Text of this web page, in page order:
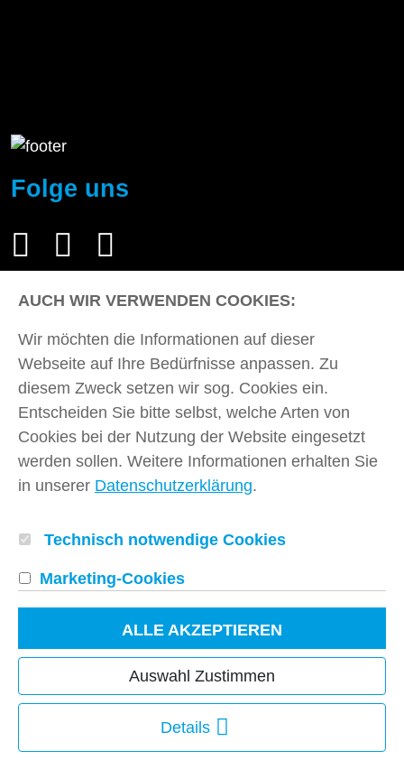
Folge uns
Partner
Kontakt
Impressum und AGB
Datenschutz
News
AUCH WIR VERWENDEN COOKIES:
Wir möchten die Informationen auf dieser
Webseite auf Ihre Bedürfnisse anpassen. Zu
diesem Zweck setzen wir sog. Cookies ein.
Entscheiden Sie bitte selbst, welche Arten von
Cookies bei der Nutzung der Website eingesetzt
werden sollen. Weitere Informationen erhalten Sie
in unserer Datenschutzerklärung.
Technisch notwendige Cookies
Marketing-Cookies
ALLE AKZEPTIEREN
Auswahl Zustimmen
Details